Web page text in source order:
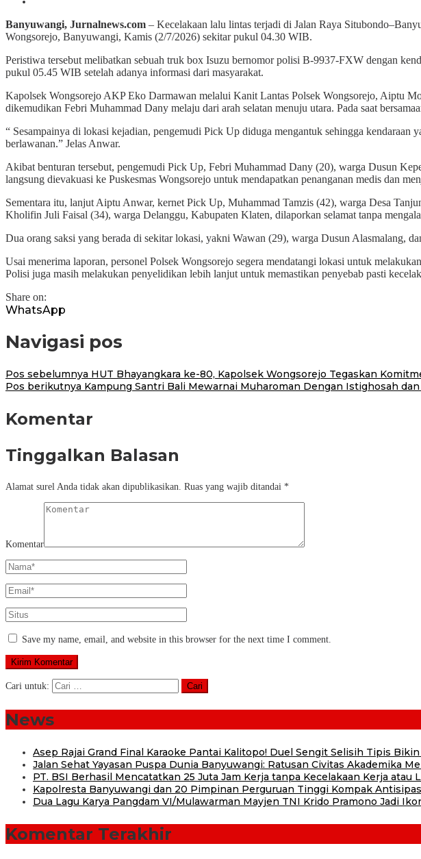
Banyuwangi, Jurnalnews.com – Kecelakaan lalu lintas terjadi di Jalan Raya
Wongsorejo, Banyuwangi, Kamis (2/7/2026) sekitar pukul 04.30 WIB.
Peristiwa tersebut melibatkan sebuah truk box Isuzu bernomor polisi B-9937-FXW dengan
pukul 05.45 WIB setelah adanya informasi dari masyarakat.
Kapolsek Wongsorejo AKP Eko Darmawan melalui Kanit Lantas Polsek Wongsorejo, Aiptu
dikemudikan Febri Muhammad Dany melaju dari arah selatan menuju utara. Pada saat
“ Sesampainya di lokasi kejadian, pengemudi Pick Up diduga mengantuk sehingga
berlawanan.” Jelas Anwar.
Akibat benturan tersebut, pengemudi Pick Up, Febri Muhammad Dany (20), warga Dusun
langsung dievakuasi ke Puskesmas Wongsorejo untuk mendapatkan penanganan medis dan
Sementara itu, lanjut Aiptu Anwar, kernet Pick Up, Muhammad Tamzis (42), warga Desa
Kholifin Juli Faisal (34), warga Delanggu, Kabupaten Klaten, dilaporkan selamat tanpa
Dua orang saksi yang berada di sekitar lokasi, yakni Wawan (29), warga Dusun Alasmalang,
Usai menerima laporan, personel Polsek Wongsorejo segera mendatangi lokasi untuk
Polisi juga masih melakukan penyelidikan lebih lanjut untuk memastikan penyebab pasti
Share on:
WhatsApp
Navigasi pos
Pos sebelumnya HUT Bhayangkara ke-80, Kapolsek Wongsorejo Tegaskan
Pos berikutnya Kampung Santri Bali Mewarnai Muharoman Dengan Istighosah
Komentar
Tinggalkan Balasan
Alamat surel Anda tidak akan dipublikasikan. Ruas yang wajib ditandai *
Komentar
Save my name, email, and website in this browser for the next time I comment.
Cari untuk:
News
Asep Rajai Grand Final Karaoke Pantai Kalitopo! Duel Sengit Selisih Tipis
Jalan Sehat Yayasan Puspa Dunia Banyuwangi: Ratusan Civitas Akademika
PT. BSI Berhasil Mencatatkan 25 Juta Jam Kerja tanpa Kecelakaan Kerja atau
Kapolresta Banyuwangi dan 20 Pimpinan Perguruan Tinggi Kompak
Dua Lagu Karya Pangdam VI/Mulawarman Mayjen TNI Krido Pramono Jadi
Komentar Terakhir